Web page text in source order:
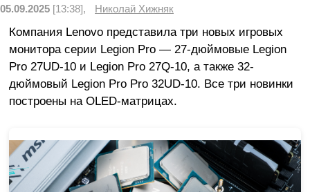
05.09.2025 [13:38], Николай Хижняк
Компания Lenovo представила три новых игровых
монитора серии Legion Pro — 27-дюймовые Legion
Pro 27UD-10 и Legion Pro 27Q-10, а также 32-
дюймовый Legion Pro Pro 32UD-10. Все три новинки
построены на OLED-матрицах.